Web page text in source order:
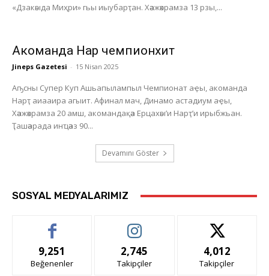
«Дзакәыда Миҳри» гьы иыубарҭан. Хәажәкрамза 13 рзы,...
Акоманда Нарҭ чемпионхит
Jineps Gazetesi - 15 Nisan 2025
Аҧсны Супер Куп Ашьапылампыл Чемпионат аҿы, акоманда
Нарҭ аиааира агыит. Афинал мач, Динамо астадиум аҿы,
Хәажәкрамза 20 амш, акомандақәа Ерцахәы’и Нарҭ’и ирыбжьан.
Ҭашәарада инҵәаз 90...
Devamını Göster
SOSYAL MEDYALARIMIZ
9,251
Beğenenler
2,745
Takipçiler
4,012
Takipçiler